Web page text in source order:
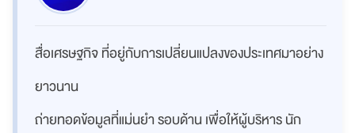
สื่อเศรษฐกิจ ที่อยู่กับการเปลี่ยนแปลงของประเทศมาอย่าง
ยาวนาน
ถ่ายทอดข้อมูลที่แม่นยำ รอบด้าน เพื่อให้ผู้บริหาร นัก